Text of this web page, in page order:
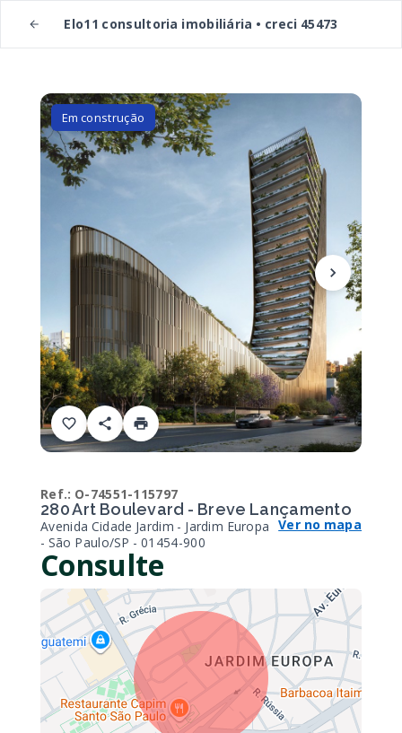
Elo11 consultoria imobiliária • creci 45473
Em construção
Ref.: O-74551-115797
280 Art Boulevard - Breve Lançamento
Avenida Cidade Jardim - Jardim Europa
- São Paulo/SP - 01454-900
Ver no mapa
Consulte